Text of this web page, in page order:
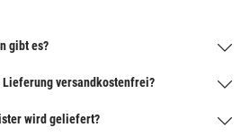
gibt es?
versandkostenfrei?
wird geliefert?